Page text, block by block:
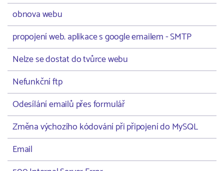
obnova webu
propojení web. aplikace s google emailem - SMTP
Nelze se dostat do tvůrce webu
Nefunkční ftp
Odesílání emailů přes formulář
Změna výchozího kódování při připojení do MySQL
Email